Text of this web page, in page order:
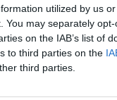
utilized by us
You may separately
on the IAB’s list of
to third parties on the
third parties.
για την υγεία